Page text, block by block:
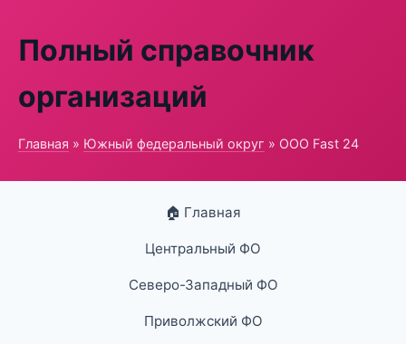
Полный справочник
организаций
Главная » Южный федеральный округ » ООО Fast 24
🏠 Главная
Центральный ФО
Северо-Западный ФО
Приволжский ФО